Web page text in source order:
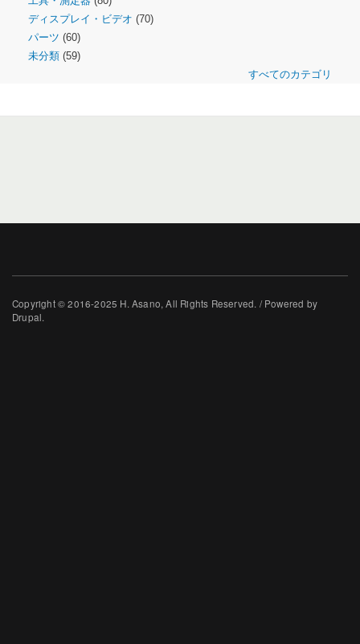
ディスプレイ・ビデオ (70)
パーツ (60)
未分類 (59)
すべてのカテゴリ
Copyright © 2016-2025 H. Asano, All Rights Reserved. / Powered by
Drupal.